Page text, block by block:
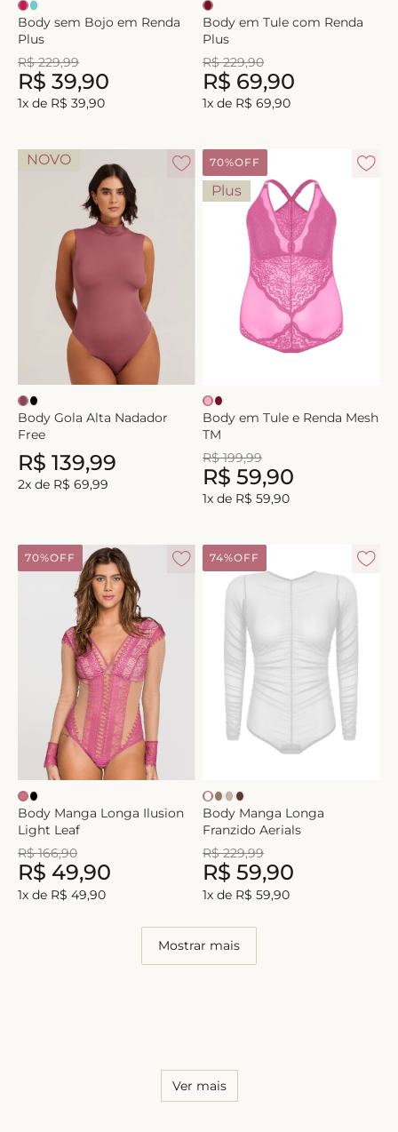
Body sem Bojo em Renda
Plus
R$ 229,99
R$ 39,90
1x de R$ 39,90
Body em Tule com Renda
Plus
R$ 229,90
R$ 69,90
1x de R$ 69,90
NOVO
Body Gola Alta Nadador
Free
R$ 139,99
2x de R$ 69,99
70%OFF
Plus
Body em Tule e Renda Mesh
TM
R$ 199,99
R$ 59,90
1x de R$ 59,90
70%OFF
Body Manga Longa Ilusion
Light Leaf
R$ 166,90
R$ 49,90
1x de R$ 49,90
74%OFF
Body Manga Longa
Franzido Aerials
R$ 229,99
R$ 59,90
1x de R$ 59,90
Mostrar mais
Ver mais